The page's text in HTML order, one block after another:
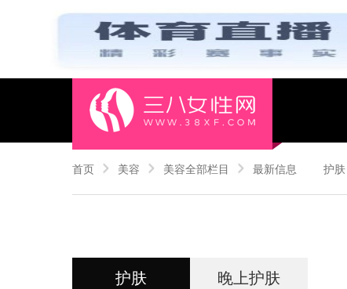
首页 美容 美容全部栏目 最新信息 护肤
护肤 晚上护肤